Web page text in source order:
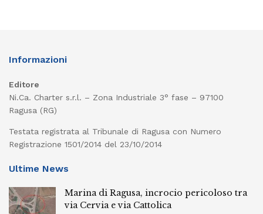
Informazioni
Editore
Ni.Ca. Charter s.r.l. – Zona Industriale 3° fase – 97100
Ragusa (RG)
Testata registrata al Tribunale di Ragusa con Numero
Registrazione 1501/2014 del 23/10/2014
Ultime News
Marina di Ragusa, incrocio pericoloso tra
via Cervia e via Cattolica